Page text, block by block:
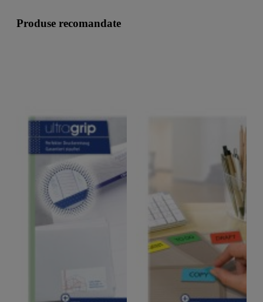
Produse recomandate